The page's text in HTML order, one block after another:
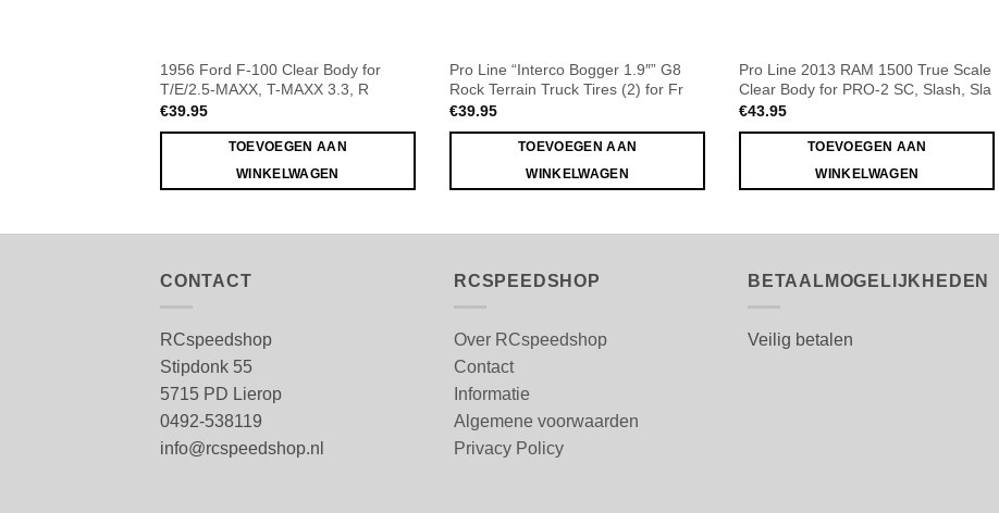
1956 Ford F-100 Clear Body for
T/E/2.5-MAXX, T-MAXX 3.3, R
€39.95
TOEVOEGEN AAN
WINKELWAGEN
Pro Line “Interco Bogger 1.9″” G8
Rock Terrain Truck Tires (2) for Fr
€39.95
TOEVOEGEN AAN
WINKELWAGEN
Pro Line 2013 RAM 1500 True Scale
Clear Body for PRO-2 SC, Slash, Sla
€43.95
TOEVOEGEN AAN
WINKELWAGEN
CONTACT
RCspeedshop
Stipdonk 55
5715 PD Lierop
0492-538119
info@rcspeedshop.nl
RCSPEEDSHOP
Over RCspeedshop
Contact
Informatie
Algemene voorwaarden
Privacy Policy
BETAALMOGELIJKHEDEN
Veilig betalen